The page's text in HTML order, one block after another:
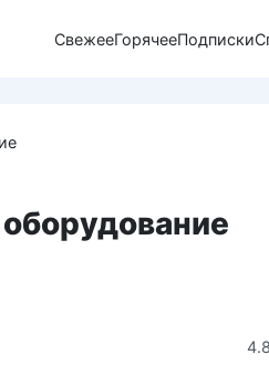
СвежееГорячееПодписки
4.8